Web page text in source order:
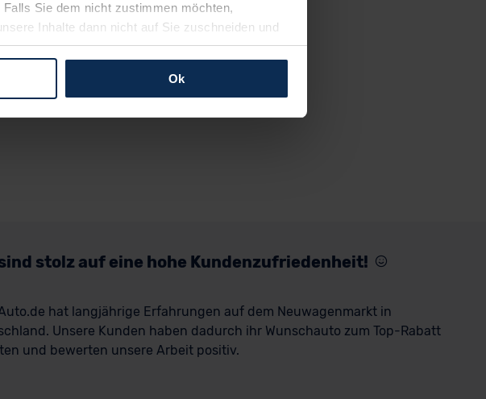
Sie dem nicht zustimmen möchten,
Inhalte dann nicht auf Sie zuschneiden und
können die Einstellungen jederzeit anpassen
Ok
stolz auf eine hohe Kundenzufriedenheit!
hat langjährige Erfahrungen auf dem Neuwagenmarkt in
Unsere Kunden haben dadurch ihr Wunschauto zum Top-Rabatt
und bewerten unsere Arbeit positiv.